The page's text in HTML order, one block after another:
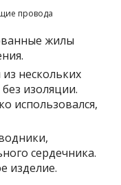
провода
жилы
нескольких
изоляции.
использовался,
сердечника.
изделие.